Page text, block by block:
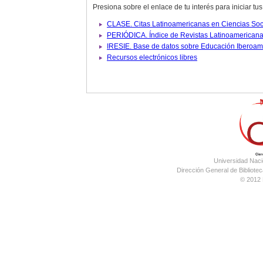
Presiona sobre el enlace de tu interés para iniciar
IRESIE. Base de datos
Recursos electrónicos libres
Universidad
Dirección General de
© 2012